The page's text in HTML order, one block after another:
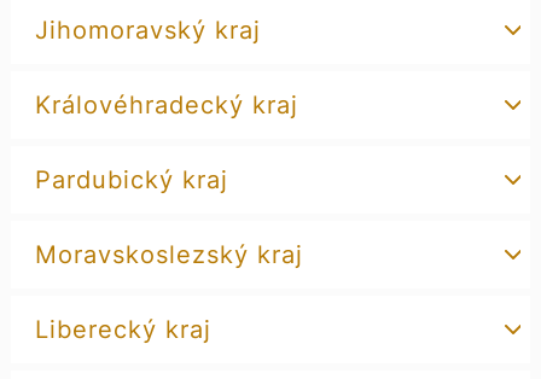
Jihomoravský kraj
Královéhradecký kraj
Pardubický kraj
Moravskoslezský kraj
Liberecký kraj